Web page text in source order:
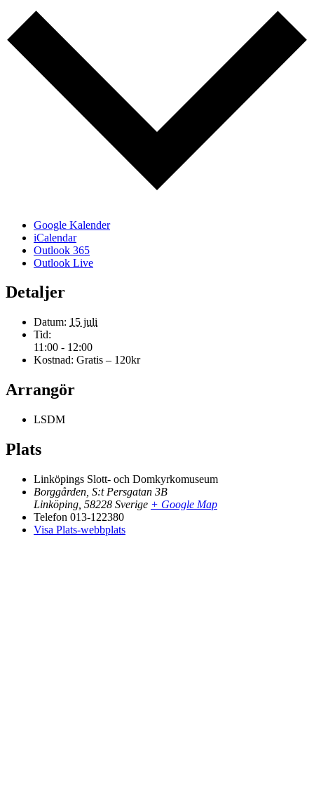
Google Kalender
iCalendar
Outlook 365
Outlook Live
Detaljer
Datum: 15 juli
Tid:
11:00 - 12:00
Kostnad: Gratis – 120kr
Arrangör
LSDM
Plats
Linköpings Slott- och Domkyrkomuseum
Borggården, S:t Persgatan 3B
Linköping 58228 Sverige + Google Map
Telefon 013-122380
Visa Plats-webbplats